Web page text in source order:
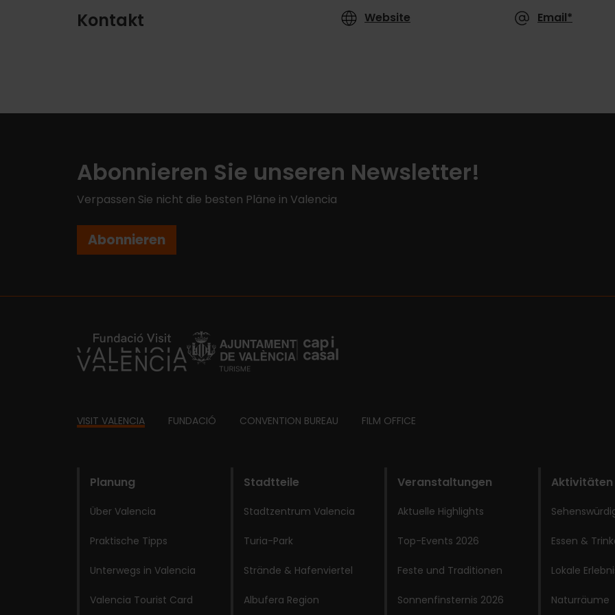
Kontakt Website Email*
Abonnieren Sie unseren Newsletter!
Verpassen Sie nicht die besten Pläne in Valencia
Abonnieren
https://fundacion.visitvalencia.com/
Footer
VISIT VALENCIA FUNDACIÓ CONVENTION BUREAU FILM OFFICE
Planung
Über Valencia
Praktische Tipps
Unterwegs in Valencia
Valencia Tourist Card
Stadtteile
Stadtzentrum Valencia
Turia-Park
Strände & Hafenviertel
Albufera Region
Veranstaltungen
Aktuelle Highlights
Top-Events 2026
Feste und Traditionen
Sonnenfinsternis 2026
Aktivitäten
Essen &
Lokale
Naturräume